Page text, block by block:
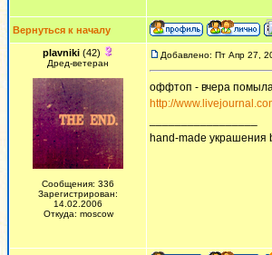
Вернуться к началу
plavniki (42)
Дред-ветеран
Сообщения: 336
Зарегистрирован:
14.02.2006
Откуда: moscow
Добавлено: Пт Апр 27,
оффтоп - вчера
http://
hand-made украшения